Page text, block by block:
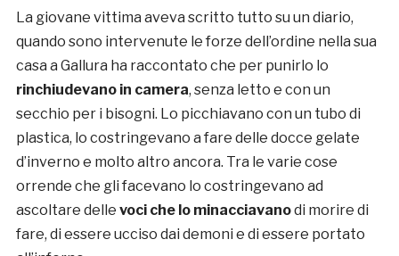
La giovane vittima aveva scritto tutto su un diario,
quando sono intervenute le forze dell’ordine nella sua
casa a Gallura ha raccontato che per punirlo lo
rinchiudevano in camera, senza letto e con un
secchio per i bisogni. Lo picchiavano con un tubo di
plastica, lo costringevano a fare delle docce gelate
d’inverno e molto altro ancora. Tra le varie cose
orrende che gli facevano lo costringevano ad
ascoltare delle voci che lo minacciavanodi morire di
fare, di essere ucciso dai demoni e di essere portato